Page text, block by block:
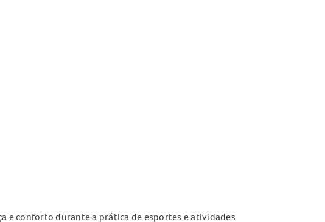
e conforto durante a prática de esportes e atividades